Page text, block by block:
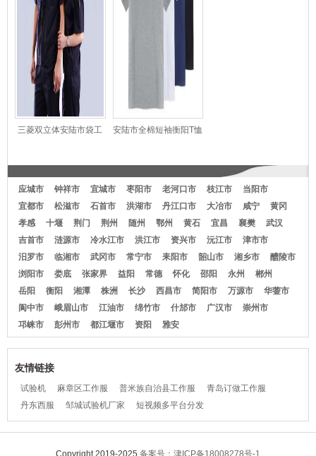
三菱双立体安陆市袋工
安陆市全棉短袖衡阳T恤
应城市 钟祥市 宜城市 枣阳市 老河口市 枝江市
当阳市
宜都市
松滋市 石首市 洪湖市 丹江口市 大冶市 咸宁
黄冈
孝感
十堰 荆门 荆州 随州 鄂州 黄石 宜昌 襄樊
武汉
吉首市
涟源市 冷水江市 洪江市 资兴市 沅江市
津市市
汨罗市
临湘市 武冈市 常宁市 耒阳市 韶山市 湘乡市
醴陵市
浏阳市
娄底 张家界 益阳 常德 怀化 邵阳 永州
郴州
岳阳
衡阳 湘潭 株洲 长沙 西昌市 简阳市 万源市
华蓥市
阆中市
峨眉山市 江油市 绵竹市 什邡市 广汉市
崇州市
邛崃市
彭州市 都江堰市 资阳 雅安
友情链接
试验机 麻章区工作服 普米族自治县工作服
青岛订做工作服
丹东西服
邹城试验机厂家 短视频多平台分发
Copyright 2019-2025 备案号：津ICP备18008278号-1